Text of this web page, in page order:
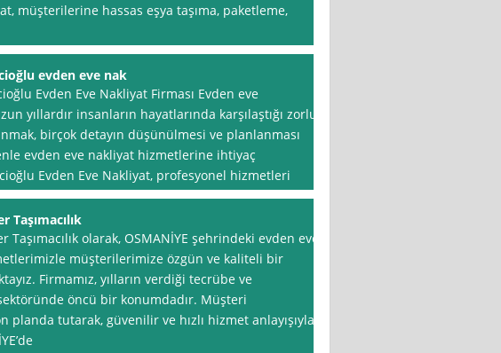
müşterilerine hassas eşya taşıma, paketleme,
evden eve nak
Evden Eve Nakliyat Firması Evden eve
yıllardır insanların hayatlarında karşılaştığı zorlu
birçok detayın düşünülmesi ve planlanması
evden eve nakliyat hizmetlerine ihtiyaç
Evden Eve Nakliyat, profesyonel hizmetleri
Taşımacılık
Taşımacılık olarak, OSMANİYE şehrindeki evden eve
müşterilerimize özgün ve kaliteli bir
Firmamız, yılların verdiği tecrübe ve
öncü bir konumdadır. Müşteri
tutarak, güvenilir ve hızlı hizmet anlayışıyla